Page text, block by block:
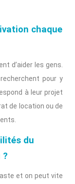
chaque
d’aider les gens.
pour y
à leur projet
de location ou de
du
?
et on peut vite